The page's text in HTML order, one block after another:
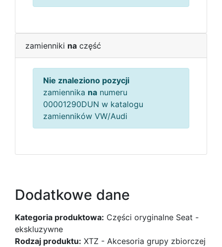
zamienniki na część
Nie znaleziono pozycji
zamiennika na numeru
00001290DUN w katalogu
zamienników VW/Audi
Dodatkowe dane
Kategoria produktowa: Części oryginalne Seat -
ekskluzywne
Rodzaj produktu: XTZ - Akcesoria grupy zbiorczej